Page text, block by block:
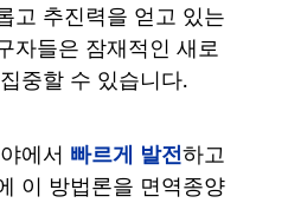
고 추진력을 얻고 있는
자들은 잠재적인 새로
중할 수 있습니다.
에서 빠르게 발전하고
이 방법론을 면역종양